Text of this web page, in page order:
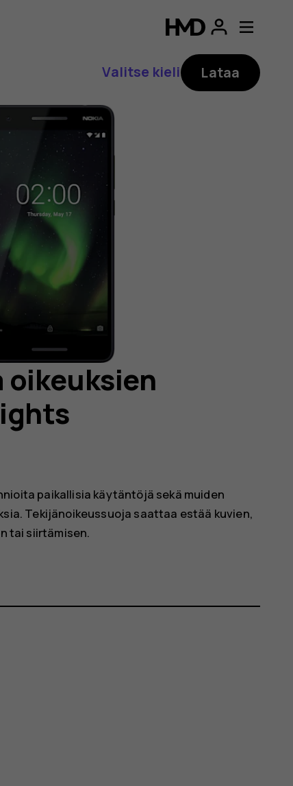
Valitse kieli Lataa
paikallisia käytäntöjä sekä muiden
Tekijänoikeussuoja saattaa estää kuvien,
tai siirtämisen.